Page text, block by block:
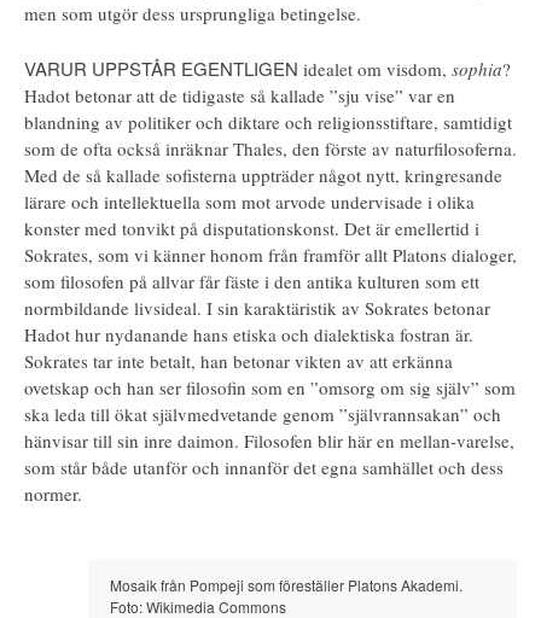
men som utgör dess ursprungliga betingelse.
VARUR UPPSTÅR EGENTLIGEN idealet om visdom, sophia?
Hadot betonar att de tidigaste så kallade ”sju vise” var en
blandning av politiker och diktare och religionsstiftare, samtidigt
som de ofta också inräknar Thales, den förste av naturfilosoferna.
Med de så kallade sofisterna uppträder något nytt, kringresande
lärare och intellektuella som mot arvode undervisade i olika
konster med tonvikt på disputationskonst. Det är emellertid i
Sokrates, som vi känner honom från framför allt Platons dialoger,
som filosofen på allvar får fäste i den antika kulturen som ett
normbildande livsideal. I sin karaktäristik av Sokrates betonar
Hadot hur nydanande hans etiska och dialektiska fostran är.
Sokrates tar inte betalt, han betonar vikten av att erkänna
ovetskap och han ser filosofin som en ”omsorg om sig själv” som
ska leda till ökat självmedvetande genom ”självrannsakan” och
hänvisar till sin inre daimon. Filosofen blir här en mellan-varelse,
som står både utanför och innanför det egna samhället och dess
normer.
Mosaik från Pompeji som föreställer Platons Akademi.
Foto: Wikimedia Commons